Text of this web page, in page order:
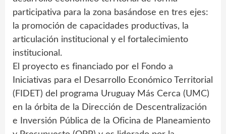
participativa para la zona basándose en tres ejes:
la promoción de capacidades productivas, la
articulación institucional y el fortalecimiento
institucional.
El proyecto es financiado por el Fondo a
Iniciativas para el Desarrollo Económico Territorial
(FIDET) del programa Uruguay Más Cerca (UMC)
en la órbita de la Dirección de Descentralización
e Inversión Pública de la Oficina de Planeamiento